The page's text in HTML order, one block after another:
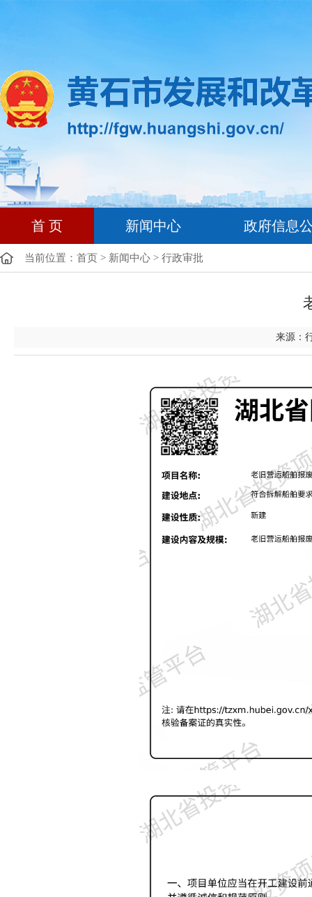
首 页 新闻中心 政府信息
当前位置： 首页 > 新闻中心 > 行政审批
来源：